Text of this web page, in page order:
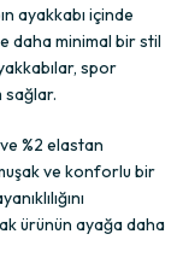
ayakkabı içinde
daha minimal bir stil
spor
sağlar.
%2 elastan
ve konforlu bir
ürünün ayağa daha